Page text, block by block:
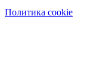
Политика cookie